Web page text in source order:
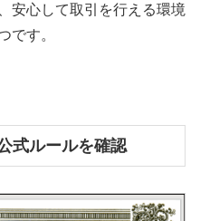
安心して取引を行える環境
です。
式ルールを確認